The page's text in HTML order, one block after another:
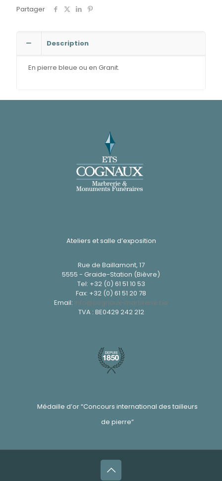
Partager
Description
En pierre bleue ou en Granit.
Ateliers et salle d’exposition
Rue de Baillamont, 17
5555 - Graide-Station (Bièvre)
Tel: +32 (0) 61 51 10 53
Fax: +32 (0) 61 51 20 78
Email: info@cognaux-marbrerie.be
TVA : BE0429 242 212
Médaille d’or “Concours international des tailleurs
de pierre”